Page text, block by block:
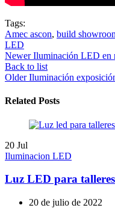
Tags:
Amec ascon, build
LED
Newer Iluminación LED en
Back to list
Older Iluminación
Related Posts
20 Jul
Iluminacion LED
Luz LED para talleres
20 de julio de 2022